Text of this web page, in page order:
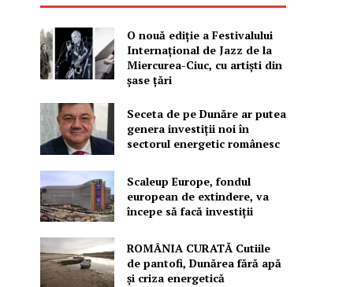
O nouă ediţie a Festivalului
Internaţional de Jazz de la
Miercurea-Ciuc, cu artişti din
şase ţări
Seceta de pe Dunăre ar putea
genera investiții noi în
sectorul energetic românesc
Scaleup Europe, fondul
european de extindere, va
începe să facă investiții
ROMÂNIA CURATĂ Cutiile
de pantofi, Dunărea fără apă
și criza energetică